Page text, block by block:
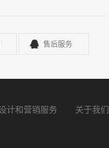
售后服务
计和营销服务 关于我们